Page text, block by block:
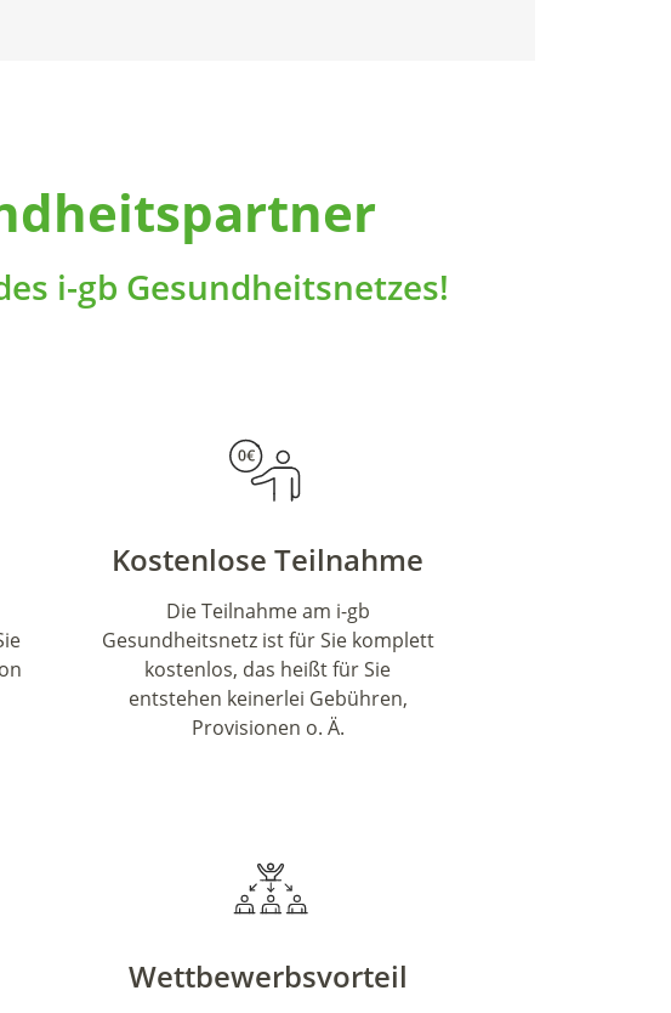
i-gb Gesundheitsnetzes!
Kostenlose Teilnahme
Die Teilnahme am i-gb
Gesundheitsnetz ist für Sie komplett
kostenlos, das heißt für Sie
entstehen keinerlei Gebühren,
Provisionen o. Ä.
Wettbewerbsvorteil